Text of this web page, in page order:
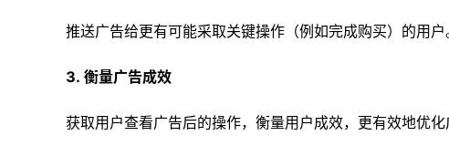
推送广告给更有可能采取关键操作（例如完成购买）的用户
3. 衡量广告成效
获取用户查看广告后的操作，衡量用户成效，更有效地优化